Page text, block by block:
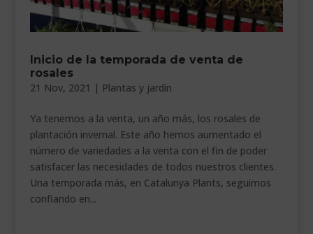
Inicio de la temporada de venta de
rosales
21 Nov, 2021 | Plantas y jardín
Ya tenemos a la venta, un año más, los rosales de
plantación invernal. Este año hemos aumentado el
número de variedades a la venta con el fin de poder
satisfacer las necesidades de todos nuestros clientes.
Una temporada más, en Catalunya Plants, seguimos
confiando en...